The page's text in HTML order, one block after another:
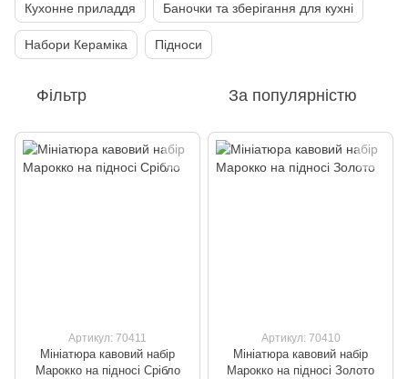
Кухонне приладдя Баночки та зберігання для кухні
Набори Кераміка Підноси
Фільтр За популярністю
Артикул: 70411
Мініатюра кавовий набір
Марокко на підносі Срібло
Артикул: 70410
Мініатюра кавовий набір
Марокко на підносі Золото